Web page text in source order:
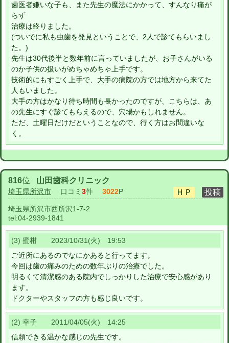
歯医者嫌いな子も、また先生の魔法にかかって、すんなり痛が
らず
治療は終りました。
(ついでに私も虫歯を発見ということで、2人で診てもらいまし
た。)
先生は30代後半と数年前に言っていましたが、お子さんがいる
のか子供の扱いがめちゃめちゃ上手です。
技術的にもすごく上手で、大手の病院の方では地方から来てた
人もいました。
大手の方はかなり待ち時間も長かったのですが、こちらは、あ
の先生にすぐ診てもらえるので、穴場かもしれません。
ただ、土曜日だけだということなので、行く方はお間違いな
く。
816位 山田歯科クリニック
埼玉県所沢市 口コミ 3件 3022P
埼玉県所沢市西所沢1-7-2
tel:04-2939-1841
(3) 蜜柑 2023/10/31(火) 19:53
ご近所にあるのでなにかあると行ってます。
今回は歯の痛みのための数年ぶりの治療でした。
明るくて清潔感のある院内でしっかりした治療で安心感があり
ます。
ドクターやスタッフの方も感じ良いです。
(2) 幸子 2011/04/05(火) 14:25
信頼できる温かな感じの先生です。